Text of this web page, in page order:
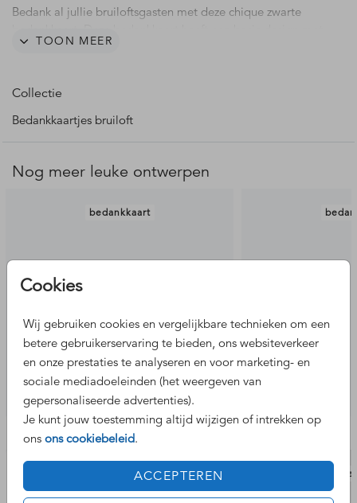
Cookies
Wij gebruiken cookies en vergelijkbare technieken om een
betere gebruikerservaring te bieden, ons websiteverkeer
en onze prestaties te analyseren en voor marketing- en
sociale mediadoeleinden (het weergeven van
gepersonaliseerde advertenties).
Je kunt jouw toestemming altijd wijzigen of intrekken op
ons ons cookiebeleid.
ACCEPTEREN
Bedank al jullie bruiloftsgasten met deze chique zwarte
zwarte achtergrond en witte teksten en een sierlijk strikje.
klaar!
TOON MEER
Collectie
Bedankkaartjes bruiloft
Nog meer leuke ontwerpen
bedankkaart
Bekijk de complete set
adresstickers